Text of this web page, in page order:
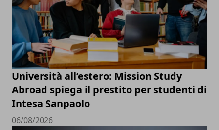
Università all’estero: Mission Study
Abroad spiega il prestito per studenti di
Intesa Sanpaolo
06/08/2026